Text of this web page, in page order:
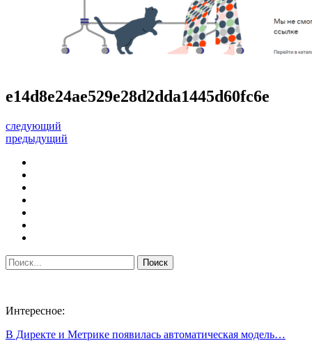
e14d8e24ae529e28d2dda1445d60fc6e
следующий
предыдущий
Интересное:
В Директе и Метрике появилась автоматическая модель…